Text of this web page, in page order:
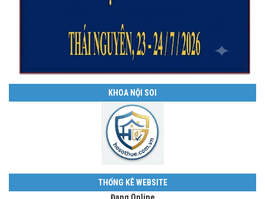
KHOA NỘI SOI
THỐNG KÊ WEBSITE